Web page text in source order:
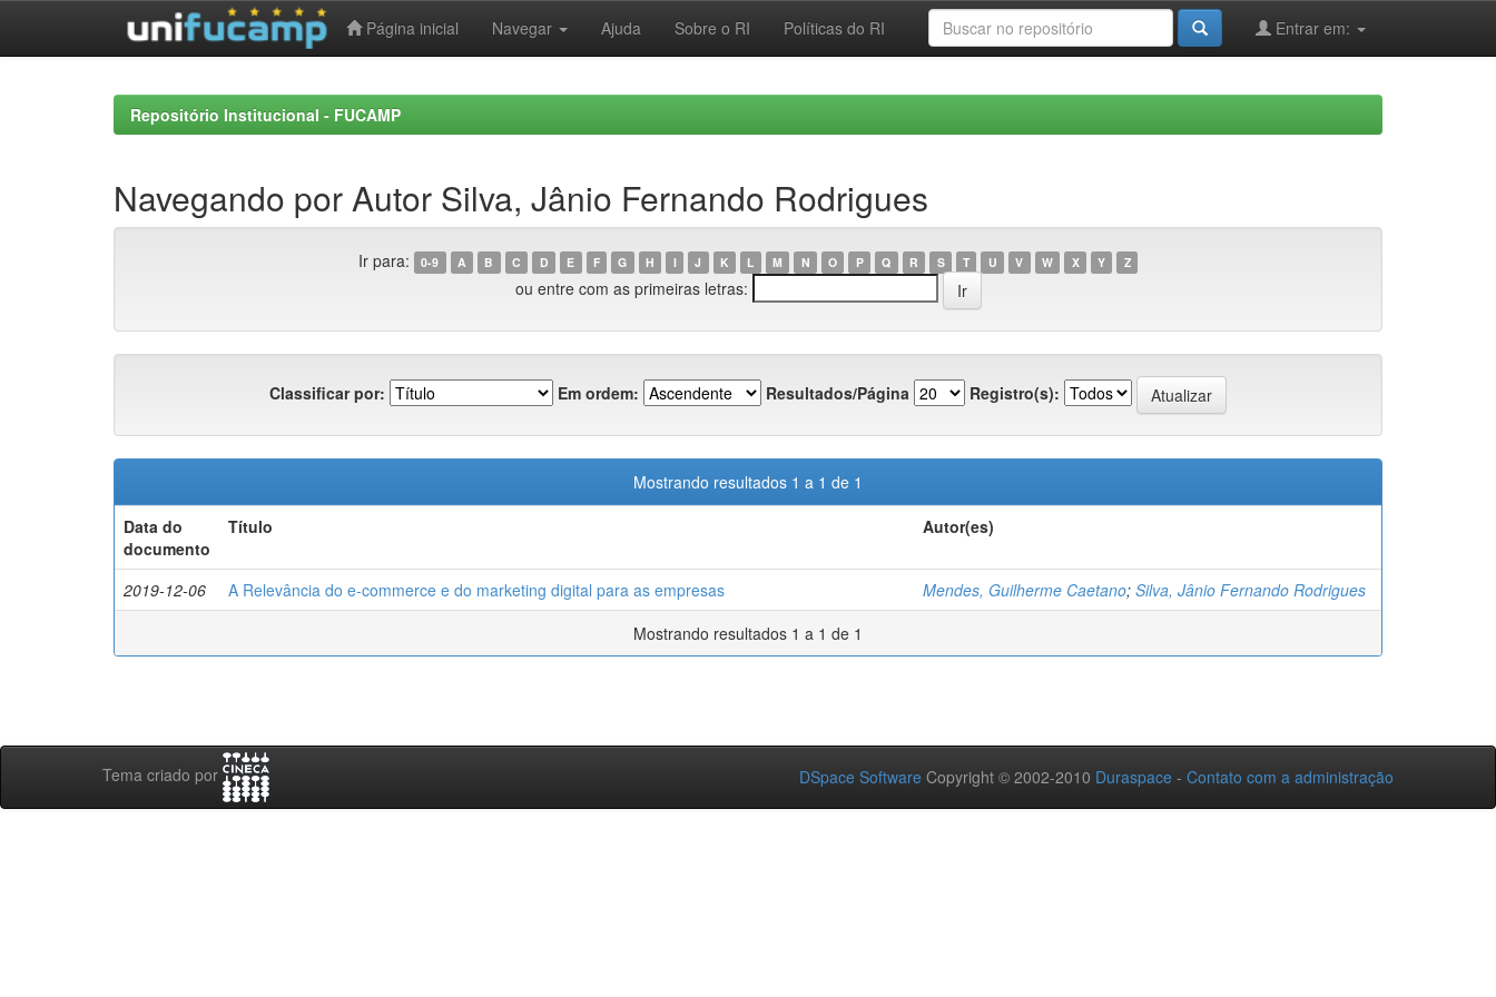
Página inicial Navegar Ajuda Sobre o RI Políticas do RI Entrar em:
Repositório Institucional - FUCAMP
Navegando por Autor Silva, Jânio Fernando Rodrigues
Ir para: 0-9 A B C D E F G H I J K L M N O P Q R S T U V W X Y Z
ou entre com as primeiras letras:
Classificar por: Em ordem: Resultados/Página Registro(s):
Mostrando resultados 1 a 1 de 1
Data do
documento
Título Autor(es)
2019-12-06 A Relevância do e-commerce e do marketing digital para as empresas Mendes, Guilherme Caetano; Silva, Jânio Fernando Rodrigues
Mostrando resultados 1 a 1 de 1
Tema criado por DSpace Software Copyright © 2002-2010 Duraspace - Contato com a administração